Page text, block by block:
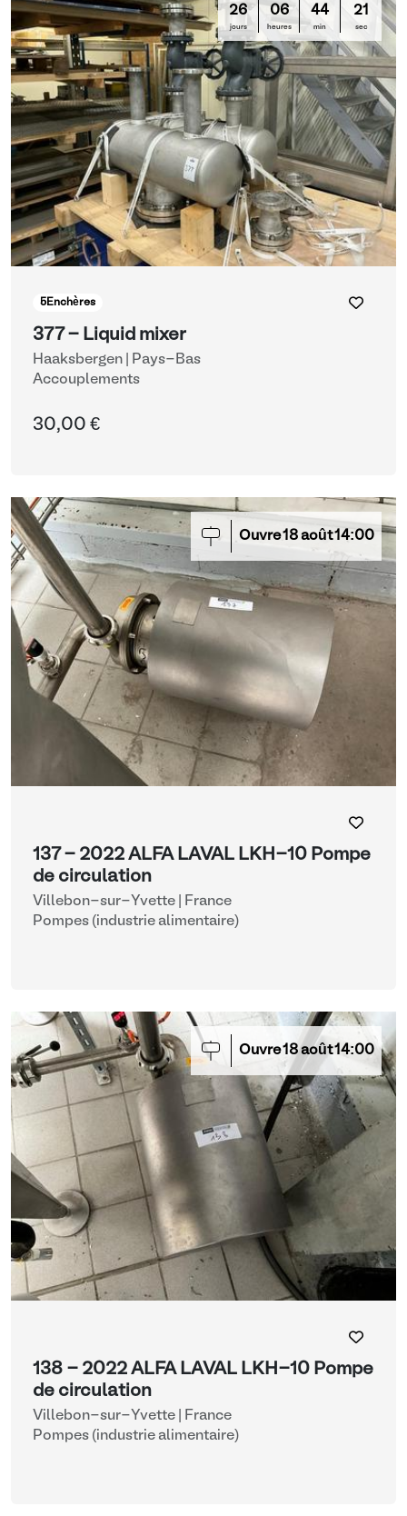
26
jours
06
heures
44
min
21
sec
5Enchères
377 - Liquid mixer
Haaksbergen | Pays-Bas
Accouplements
30,00 €
Ouvre18 août14:00
137 - 2022 ALFA LAVAL LKH-10 Pompe
de circulation
Villebon-sur-Yvette | France
Pompes (industrie alimentaire)
Ouvre18 août14:00
138 - 2022 ALFA LAVAL LKH-10 Pompe
de circulation
Villebon-sur-Yvette | France
Pompes (industrie alimentaire)